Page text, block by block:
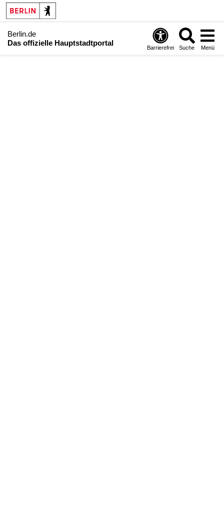
Berlin.de
Das offizielle Hauptstadtportal
Barrierefrei Suche Menü